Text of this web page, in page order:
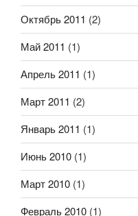
Октябрь 2011 (2)
Май 2011 (1)
Апрель 2011 (1)
Март 2011 (2)
Январь 2011 (1)
Июнь 2010 (1)
Март 2010 (1)
Февраль 2010 (1)